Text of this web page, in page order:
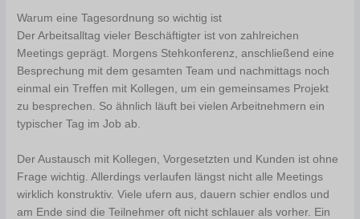
Warum eine Tagesordnung so wichtig ist
Der Arbeitsalltag vieler Beschäftigter ist von zahlreichen
Meetings geprägt. Morgens Stehkonferenz, anschließend eine
Besprechung mit dem gesamten Team und nachmittags noch
einmal ein Treffen mit Kollegen, um ein gemeinsames Projekt
zu besprechen. So ähnlich läuft bei vielen Arbeitnehmern ein
typischer Tag im Job ab.
Der Austausch mit Kollegen, Vorgesetzten und Kunden ist ohne
Frage wichtig. Allerdings verlaufen längst nicht alle Meetings
wirklich konstruktiv. Viele ufern aus, dauern schier endlos und
am Ende sind die Teilnehmer oft nicht schlauer als vorher. Ein